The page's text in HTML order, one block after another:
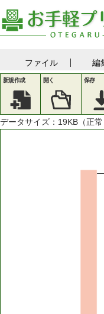
ファイル 編
新規作成 開く 保存
データサイズ： 19KB（正常